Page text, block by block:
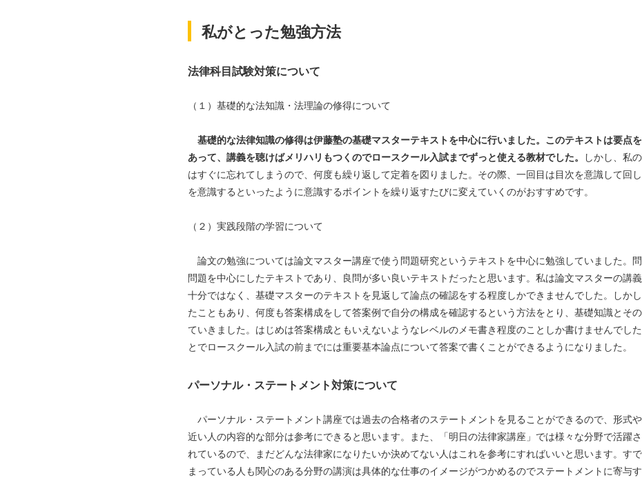
私がとった勉強方法
法律科目試験対策について
（１）基礎的な法知識・法理論の修得について
基礎的な法律知識の修得は伊藤塾の基礎マスターテキストを中心に行いました。このテキストは要点
あって、講義を聴けばメリハリもつくのでロースクール入試までずっと使える教材でした。 しかし、私
はすぐに忘れてしまうので、何度も繰り返して定着を図りました。その際、一回目は目次を意識して回
を意識するといったように意識するポイントを繰り返すたびに変えていくのがおすすめです。
（２）実践段階の学習について
論文の勉強については論文マスター講座で使う問題研究というテキストを中心に勉強していました。
問題を中心にしたテキストであり、良問が多い良いテキストだったと思います。私は論文マスターの講
十分ではなく、基礎マスターのテキストを見返して論点の確認をする程度しかできませんでした。しか
たこともあり、何度も答案構成をして答案例で自分の構成を確認するという方法をとり、基礎知識とそ
ていきました。はじめは答案構成ともいえないようなレベルのメモ書き程度のことしか書けませんでし
とでロースクール入試の前までには重要基本論点について答案で書くことができるようになりました。
パーソナル・ステートメント対策について
パーソナル・ステートメント講座では過去の合格者のステートメントを見ることができるので、形式
近い人の内容的な部分は参考にできると思います。また、「明日の法律家講座」では様々な分野で活躍
れているので、まだどんな法律家になりたいか決めてない人はこれを参考にすればいいと思います。す
まっている人も関心のある分野の講演は具体的な仕事のイメージがつかめるのでステートメントに寄与す